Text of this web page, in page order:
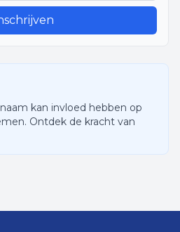
kan invloed hebben op
Ontdek de kracht van